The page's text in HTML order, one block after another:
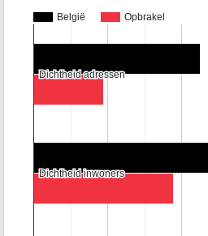
België Opbrakel
Dichtheid adressen
Dichtheid adressen
Dichtheid inwoners
Dichtheid inwoners